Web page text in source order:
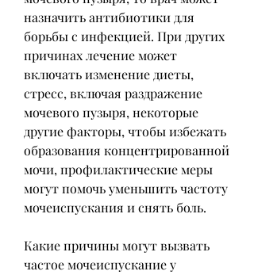
назначить антибиотики для
борьбы с инфекцией. При других
причинах лечение может
включать изменение диеты,
стресс, включая раздражение
мочевого пузыря, некоторые
другие факторы, чтобы избежать
образования концентрированной
мочи, профилактические меры
могут помочь уменьшить частоту
мочеиспускания и снять боль.
Какие причины могут вызвать
частое мочеиспускание у